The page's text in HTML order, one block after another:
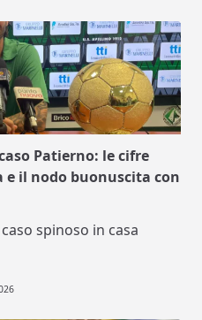
Patierno: le cifre
e il nodo buonuscita con
spinoso in casa